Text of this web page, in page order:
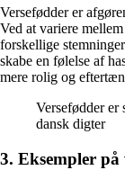
Versefødder er
Ved at variere
forskellige
skabe en følelse af
mere rolig og
Versefødder er
dansk digter
3. Eksempler på